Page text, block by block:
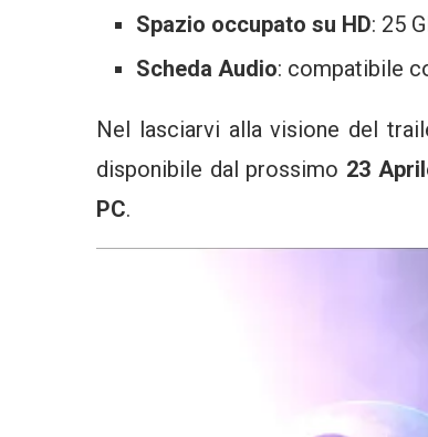
Spazio occupato su HD: 25
Scheda Audio: compatibile
Nel lasciarvi alla visione del
disponibile dal prossimo 23
PC.